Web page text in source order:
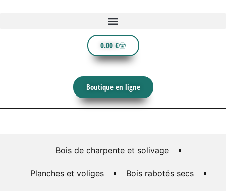
0.00 €
Boutique en ligne
Bois de charpente et solivage
Planches et voliges Bois rabotés secs